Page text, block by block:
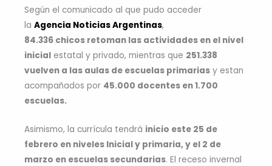
Según el comunicado al que pudo acceder
la Agencia Noticias Argentinas,
84.336 chicos retoman las actividades en el nivel
inicial estatal y privado, mientras que 251.338
vuelven a las aulas de escuelas primarias y estan
acompañados por 45.000 docentes en 1.700
escuelas.
Asimismo, la currícula tendrá inicio este 25 de
febrero en niveles Inicial y primaria, y el 2 de
marzo en escuelas secundarias. El receso invernal